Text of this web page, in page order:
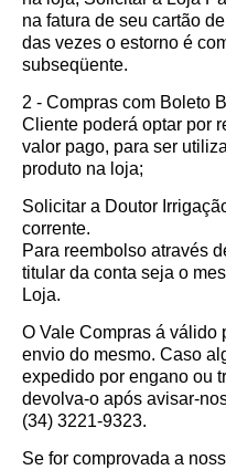
na fatura de seu cartão
das vezes o estorno é
subseqüente.
2 - Compras com Boleto
Cliente poderá optar por
valor pago, para ser
produto na loja;
Solicitar a Doutor
corrente.
Para reembolso através
titular da conta seja o
Loja.
O Vale Compras á válido
envio do mesmo. Caso
expedido por engano ou
devolva-o após avisar-
(34) 3221-9323.
Se for comprovada a